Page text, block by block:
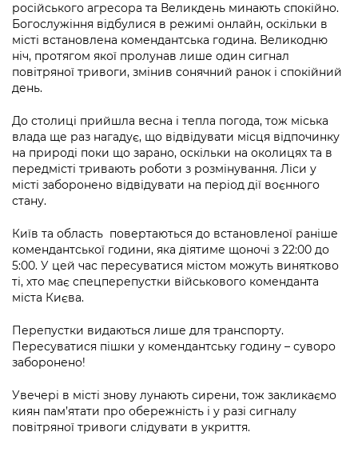
Рішення та розпорядження
Проєкти розпоряджень, що
перебувають на погодженні КМВА
Рішення Київради
Контактна інформація
Графік роботи та прийому громадян
Вакансії
Статистика
Звернення громадян
Регуляторна діяльність
Промисловість і наука Києва
Підприємства, установи, організації
Kyiv International Relations
Річні звіти
Освіта та навчальні заклади
Дороги, транспорт та парковки
Навколишнє середовище міста
Містобудування та земельні ділянки
Культура, спорт, дозвілля
Бізнес та ліцензування
Безпека та правопорядок
Ритуальні послуги
Пам'ятки культурної спадщини
Безбар'єрність
Громадська експертиза
Громадський бюджет
Консультації з громадськістю
Громадська рада
Петиції
Відкритий бюджет
Допомога учасникам АТО
Рада з питань внутрішньо переміщених
осіб при Київській міській військовій
«Ініціатива «Партнерство «Відкритий
Уряд» – місцевий рівень»
Важливе під час воєнного стану
Інформація з обмеженим доступом
Подати запит онлайн
інших актів
Нормативна база
Питання і відповіді про публічну
інформацію
Порядок оскарження рішень, дій чи
бездіяльності розпорядників інформації
Звіти про опрацювання запитів на
публічну інформацію
Інформація для споживачів
Про відкриті дані
Портал даних Києва
Медіагалерея
Підписатися на новини та анонси від
КМДА / Subscribe to announcements
from the KCSA
Порядок акредитації медіа /
Accreditation process
Подати журналістський запит /
Submitting a media request
Зйомки в лікарнях в умовах воєнного
стану / Rules for media coverage of
hospitals at work under martial law
Контакти для медіа / Contacts for mass
Портал Послуг
російського агресора та Великдень минають спокійно.
Богослужіння відбулися в режимі онлайн, оскільки в
місті встановлена комендантська година. Великодню
ніч, протягом якої пролунав лише один сигнал
повітряної тривоги, змінив сонячний ранок і спокійний
день.
До столиці прийшла весна і тепла погода, тож міська
влада ще раз нагадує, що відвідувати місця відпочинку
на природі поки що зарано, оскільки на околицях та в
передмісті тривають роботи з розмінування. Ліси у
місті заборонено відвідувати на період дії воєнного
стану.
Київ та область повертаються до встановленої раніше
комендантської години, яка діятиме щоночі з 22:00 до
5:00. У цей час пересуватися містом можуть винятково
ті, хто має спецперепустки військового коменданта
міста Києва.
Перепустки видаються лише для транспорту.
Пересуватися пішки у комендантську годину – суворо
заборонено!
Увечері в місті знову лунають сирени, тож закликаємо
киян пам’ятати про обережність і у разі сигналу
повітряної тривоги слідувати в укриття.